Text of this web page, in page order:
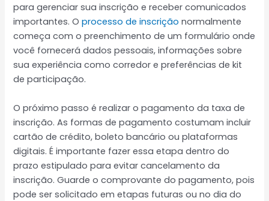
para gerenciar sua inscrição e receber comunicados
importantes. Oprocesso de inscrição normalmente
começa com o preenchimento de um formulário onde
você fornecerá dados pessoais, informações sobre
sua experiência como corredor e preferências de kit
de participação.
O próximo passo é realizar o pagamento da taxa de
inscrição. As formas de pagamento costumam incluir
cartão de crédito, boleto bancário ou plataformas
digitais. É importante fazer essa etapa dentro do
prazo estipulado para evitar cancelamento da
inscrição. Guarde o comprovante do pagamento, pois
pode ser solicitado em etapas futuras ou no dia do